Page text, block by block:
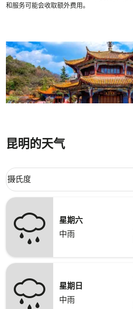
和服务可能会收取额外费用。
昆明的天气
Weather unit option 摄氏度
摄氏度
keyboard_arrow_down
星期六
中雨
星期日
中雨